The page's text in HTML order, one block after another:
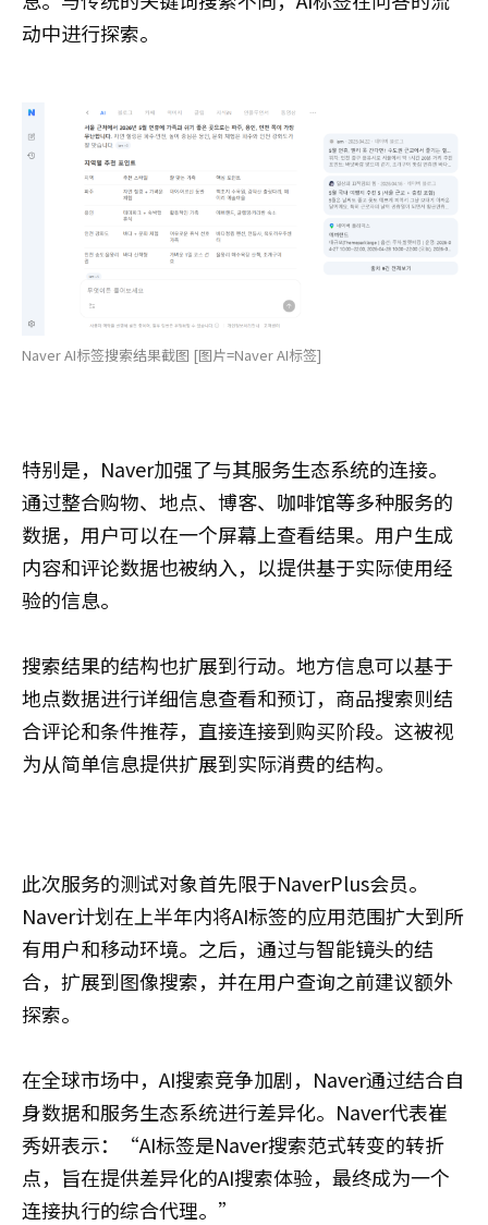
动中进行探索。
Naver AI标签搜索结果截图 [图片=Naver AI标签]
特别是，Naver加强了与其服务生态系统的连接。
通过整合购物、地点、博客、咖啡馆等多种服务的
数据，用户可以在一个屏幕上查看结果。用户生成
内容和评论数据也被纳入，以提供基于实际使用经
验的信息。
搜索结果的结构也扩展到行动。地方信息可以基于
地点数据进行详细信息查看和预订，商品搜索则结
合评论和条件推荐，直接连接到购买阶段。这被视
为从简单信息提供扩展到实际消费的结构。
此次服务的测试对象首先限于NaverPlus会员。
Naver计划在上半年内将AI标签的应用范围扩大到所
有用户和移动环境。之后，通过与智能镜头的结
合，扩展到图像搜索，并在用户查询之前建议额外
探索。
在全球市场中，AI搜索竞争加剧，Naver通过结合自
身数据和服务生态系统进行差异化。Naver代表崔
秀妍表示：“AI标签是Naver搜索范式转变的转折
点，旨在提供差异化的AI搜索体验，最终成为一个
连接执行的综合代理。”